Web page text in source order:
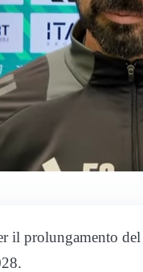
il prolungamento